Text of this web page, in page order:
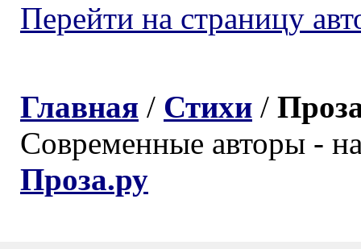
Перейти на страницу
Главная / Стихи /
Современные авторы -
Проза.ру